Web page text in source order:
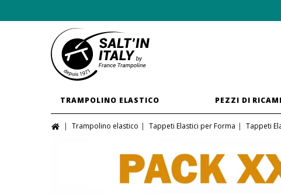
TRAMPOLINO ELASTICO PEZZI DI
Trampolino elastico Tappeti Elastici per Forma Tappeti